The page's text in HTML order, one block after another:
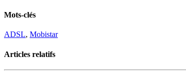
Mots-clés
ADSL, Mobistar
Articles relatifs